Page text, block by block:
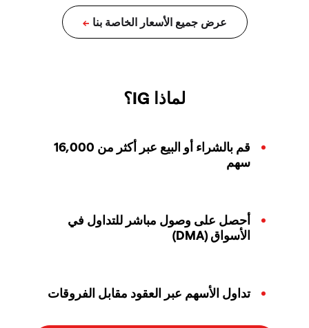
لماذا IG؟
قم بالشراء أو البيع عبر أكثر من 16,000
سهم
أحصل على وصول مباشر للتداول في
الأسواق (DMA)
تداول الأسهم عبر العقود مقابل الفروقات